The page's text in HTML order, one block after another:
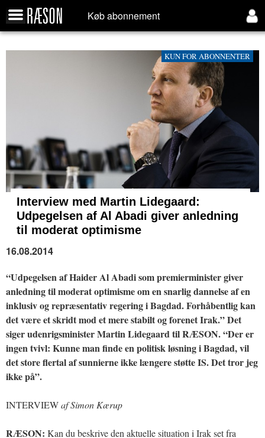
Køb abonnement
KUN FOR ABONNENTER
Interview med Martin Lidegaard:
Udpegelsen af Al Abadi giver anledning
til moderat optimisme
16.08.2014
“Udpegelsen af Haider Al Abadi som premierminister giver
anledning til moderat optimisme om en snarlig dannelse af en
inklusiv og repræsentativ regering i Bagdad. Forhåbentlig kan
det være et skridt mod et mere stabilt og forenet Irak.” Det
siger udenrigsminister Martin Lidegaard til RÆSON. “Der er
ingen tvivl: Kunne man finde en politisk løsning i Bagdad, vil
det store flertal af sunnierne ikke længere støtte IS. Det tror jeg
ikke på”.
INTERVIEWaf Simon Kærup
RÆSON: Kan du beskrive den aktuelle situation i Irak set fra